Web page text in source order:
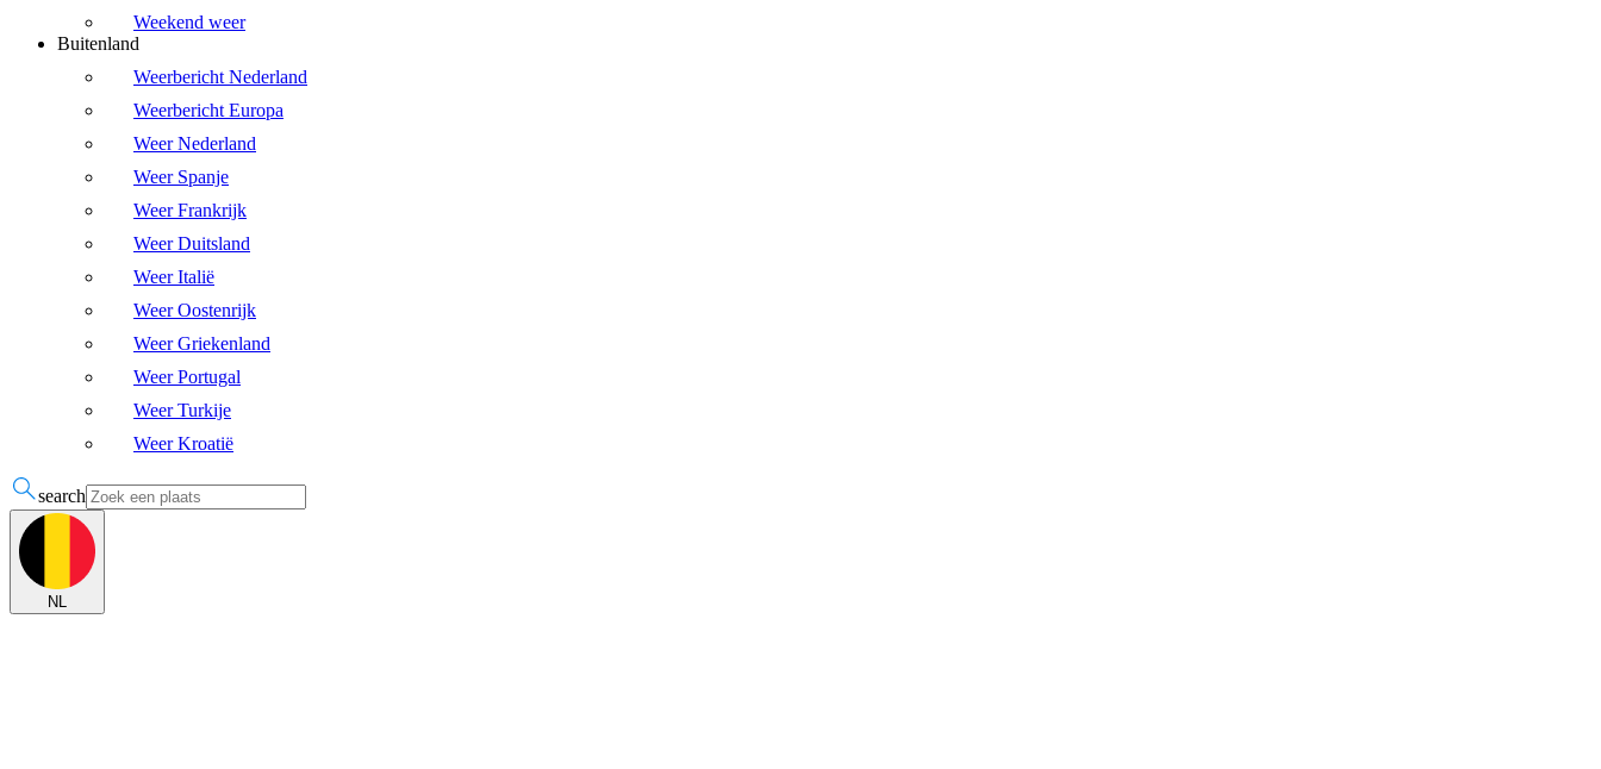
Weekend weer
Buitenland
Weerbericht Nederland
Weerbericht Europa
Weer Nederland
Weer Spanje
Weer Frankrijk
Weer Duitsland
Weer Italië
Weer Oostenrijk
Weer Griekenland
Weer Portugal
Weer Turkije
Weer Kroatië
search
NL